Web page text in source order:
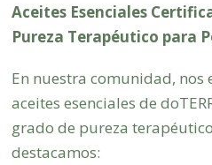
Aceites Esenciales
Pureza Terapéutico para
En nuestra comunidad, nos
aceites esenciales de
grado de pureza
destacamos: